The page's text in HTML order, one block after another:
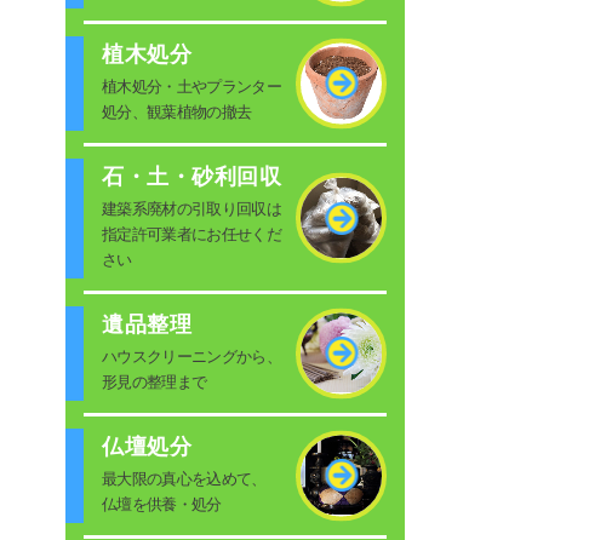
植木処分
植木処分・土やプランター
処分、観葉植物の撤去
石・土・砂利回収
建築系廃材の引取り回収は
指定許可業者にお任せくだ
さい
遺品整理
ハウスクリーニングから、
形見の整理まで
仏壇処分
最大限の真心を込めて、
仏壇を供養・処分